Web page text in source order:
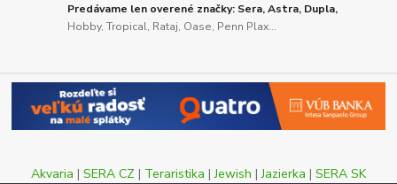
Predávame len overené značky: Sera, Astra, Dupla,
Hobby, Tropical, Rataj, Oase, Penn Plax...
Akvaria | SERA CZ | Teraristika |Jewish |Jazierka | SERA SK